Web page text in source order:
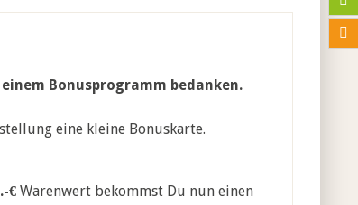
Bonusprogramm bedanken.
eine kleine Bonuskarte.
€ Warenwert bekommst Du nun einen